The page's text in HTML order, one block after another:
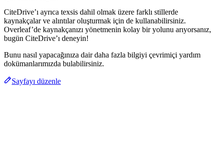
CiteDrive’ı ayrıca texsis dahil olmak üzere farklı stillerde
kaynakçalar ve alıntılar oluşturmak için de kullanabilirsiniz.
Overleaf’de kaynakçanızı yönetmenin kolay bir yolunu arıyorsanız,
bugün CiteDrive’ı deneyin!
Bunu nasıl yapacağınıza dair daha fazla bilgiyi çevrimiçi yardım
dokümanlarımızda bulabilirsiniz.
Sayfayı düzenle